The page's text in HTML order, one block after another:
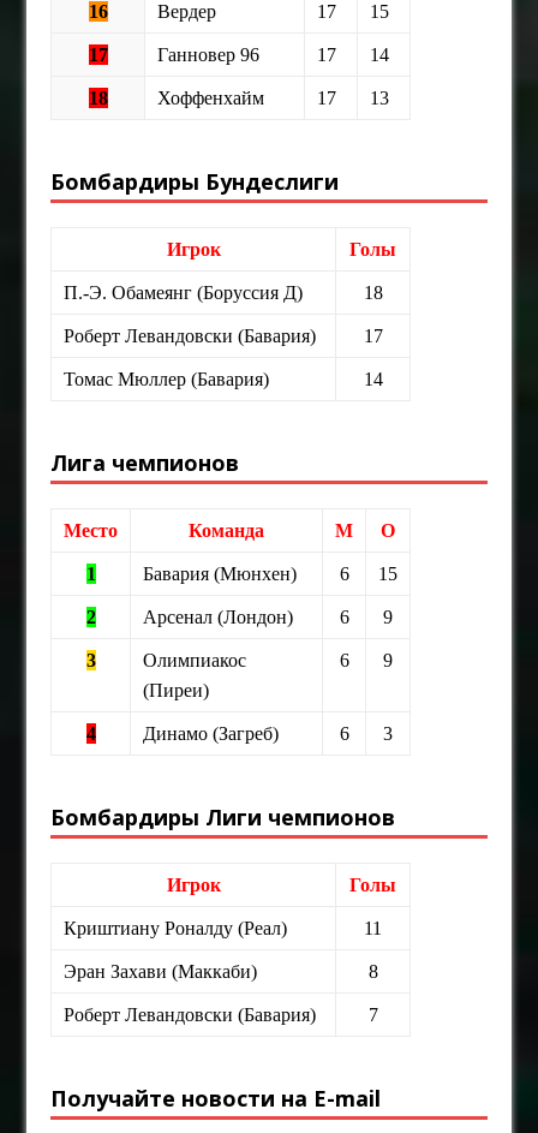
16 Вердер 17 15
17 Ганновер 96 17 14
18 Хоффенхайм 17 13
Бомбардиры Бундеслиги
Игрок Голы
П.-Э. Обамеянг (Боруссия Д) 18
Роберт Левандовски (Бавария) 17
Томас Мюллер (Бавария) 14
Лига чемпионов
Место Команда М О
1 Бавария (Мюнхен) 6 15
2 Арсенал (Лондон) 6 9
3
Олимпиакос
(Пиреи)
6 9
4 Динамо (Загреб) 6 3
Бомбардиры Лиги чемпионов
Игрок Голы
Криштиану Роналду (Реал) 11
Эран Захави (Маккаби) 8
Роберт Левандовски (Бавария) 7
Получайте новости на E-mail